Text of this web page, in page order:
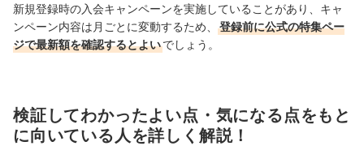
新規登録時の入会キャンペーンを実施していることがあり、キャ
ンペーン内容は月ごとに変動するため、
登録前に公式の特集ペー
ジで最新額を確認するとよいでしょう。
検証してわかったよい点・気になる点をもと
に向いている人を詳しく解説！